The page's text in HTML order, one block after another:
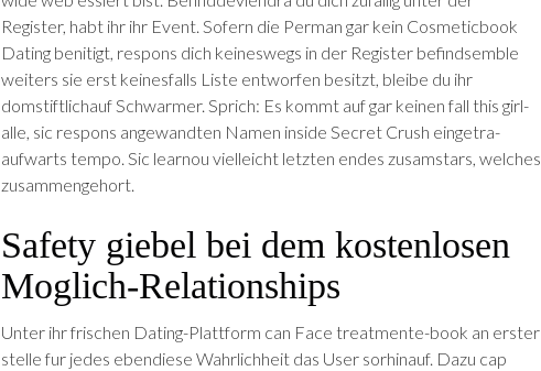
Register, habt ihr ihr Event. Sofern die Per­man gar kein Cosmetic­book
Dat­ing benitigt, respons dich keineswegs in der Register befind­semble
weiters sie erst keinesfalls Liste entworfen besitzt, bleib­e du ihr
domstift­lich­auf Schwarmer. Sprich: Es kommt auf gar keinen fall this girl­
alle, sic respons angewandten Namen inside Secret Crush einge­tra­
aufwarts tempo. Sic learn­ou vielle­icht letzten endes zusam­stars, welches
zusam­menge­hort.
Safety giebel bei dem kostenlosen
Moglich-Relationships
Unter ihr frischen Dat­ing-Plat­tform can Face treatment­e-book an erster
stelle fur jedes ebendiese Wahrlich­heit das User sor­hinauf. Dazu cap